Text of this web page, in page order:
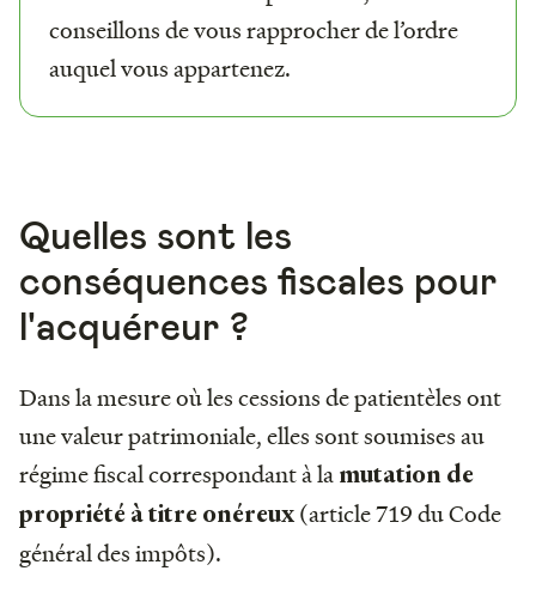
conseillons de vous rapprocher de l’ordre
auquel vous appartenez.
Quelles sont les
conséquences fiscales pour
l'acquéreur ?
Dans la mesure où les cessions de patientèles ont
une valeur patrimoniale, elles sont soumises au
régime fiscal correspondant à la mutation de
propriété à titre onéreux (article 719 du Code
général des impôts).